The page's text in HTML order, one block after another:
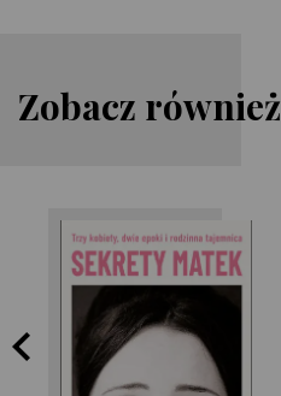
Zobacz również
Sophie de Baere